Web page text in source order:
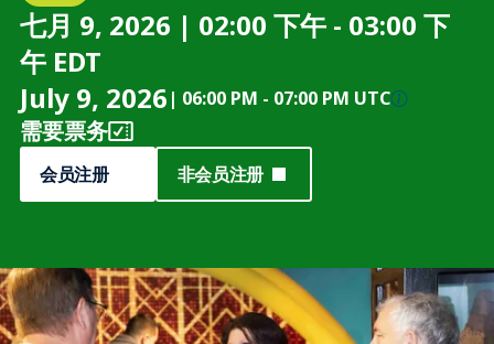
七月 9, 2026 | 02:00 下午 - 03:00 下
午 EDT
July 9, 2026 | 06:00 PM - 07:00 PM UTC
需要票务
会员注册 非会员注册